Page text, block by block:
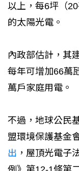
以上，每6坪（
的太陽光電。
內政部估計，其
每年可增加66萬
萬戶家庭用電。
不過，地球公民
盟環境保護基金
出 ，屋頂光電子